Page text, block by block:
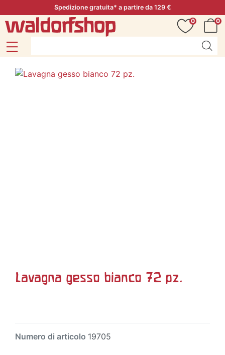
Spedizione gratuita* a partire da 129 €
0
0
Lavagna gesso bianco 72 pz.
Numero di articolo 19705